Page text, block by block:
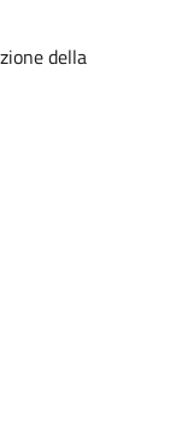
della